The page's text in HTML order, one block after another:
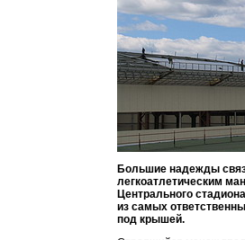
Большие надежды
легкоатлетическим
Центрального
из самых
под крышей.